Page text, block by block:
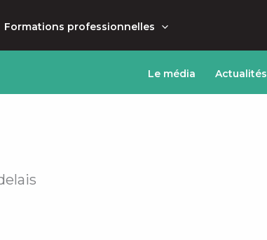
Formations professionnelles
Le média Actualités